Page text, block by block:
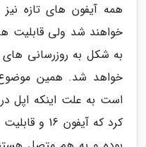
خواهند شد ولی قابلیت
به شکل به روزرسانی
است به علت اینکه اپل
کرد که